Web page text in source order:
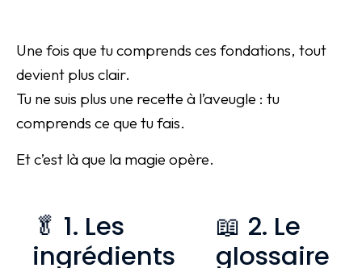
Une fois que tu comprends ces fondations, tout
devient plus clair.
Tu ne suis plus une recette à l’aveugle : tu
comprends ce que tu fais.
Et c’est là que la magie opère.
🥬 1. Les
ingrédients
📖 2. Le
glossaire